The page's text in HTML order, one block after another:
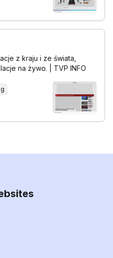
z kraju i ze świata,
na żywo. | TVP INFO